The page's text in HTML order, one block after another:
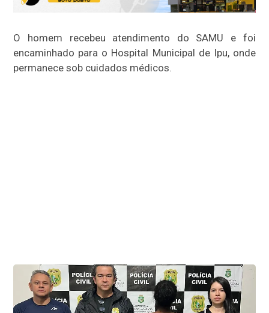
O homem recebeu atendimento do SAMU e foi
encaminhado para o Hospital Municipal de Ipu, onde
permanece sob cuidados médicos.